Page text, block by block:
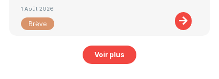
1 Août 2026
Brève
Voir plus